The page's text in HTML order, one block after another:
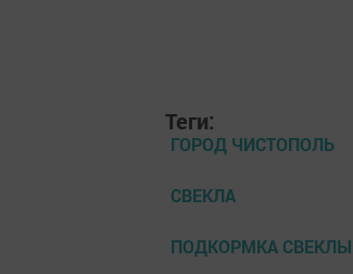
Теги:
ГОРОД ЧИСТОПОЛЬ
СВЕКЛА
ПОДКОРМКА СВЕКЛЫ